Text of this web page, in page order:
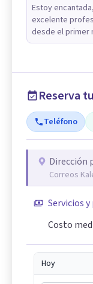
Estoy
excelente
desde el primer
Reserva
Teléfono
Dirección
Correos
Servicios
Costo
Hoy